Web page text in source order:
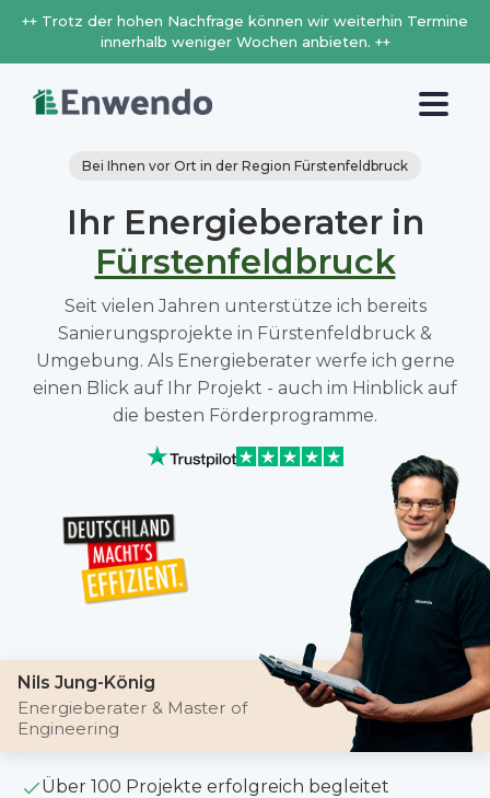
++ Trotz der hohen Nachfrage können wir weiterhin Termine
innerhalb weniger Wochen anbieten. ++
Bei Ihnen vor Ort in der Region Fürstenfeldbruck
Ihr Energieberater in
Fürstenfeldbruck
Seit vielen Jahren unterstütze ich bereits
Sanierungsprojekte in Fürstenfeldbruck &
Umgebung. Als Energieberater werfe ich gerne
einen Blick auf Ihr Projekt - auch im Hinblick auf
die besten Förderprogramme.
Nils Jung-König
Energieberater & Master of
Engineering
Über 100 Projekte erfolgreich begleitet